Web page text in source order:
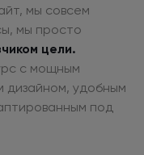
мы совсем
мы просто
цели.
с мощным
дизайном, удобным
под